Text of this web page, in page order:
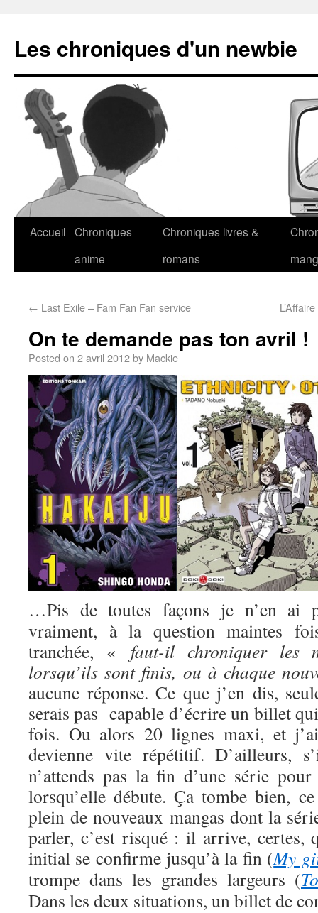
Les chroniques d'un newbie
Accueil Chroniques
anime
Chroniques livres &
romans
← Last Exile – Fam Fan Fan service
On te demande pas ton avril !
Posted on 2 avril 2012by Mackie
…Pis de toutes façons je n’en ai
vraiment, à la question maintes
tranchée, « faut-il chroniquer les
lorsqu’ils sont finis, ou à chaque
aucune réponse. Ce que j’en dis,
serais pas capable d’écrire un billet
fois. Ou alors 20 lignes maxi, et
devienne vite répétitif.D’ailleurs,
n’attends pas la fin d’une série
lorsqu’elle débute. Ça tombe bien,
plein de nouveaux mangas dont la
parler, c’est risqué : il arrive, certes,
initial se confirme jusqu’à la fin (My
trompe dans les grandes largeurs (
Dans les deux situations, un billet de